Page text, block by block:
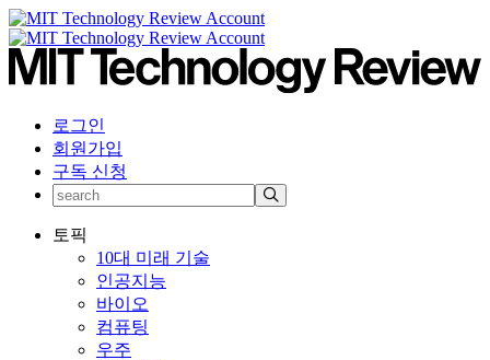
로그인
회원가입
구독 신청
토픽
10대 미래 기술
인공지능
바이오
컴퓨팅
우주